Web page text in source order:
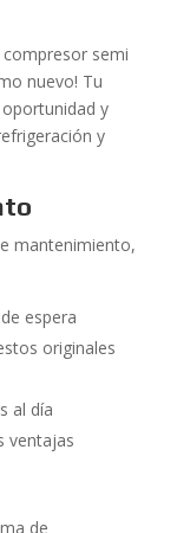
semi
nuevo! Tu
y
y
mantenimiento,
espera
originales
al día
ventajas
de